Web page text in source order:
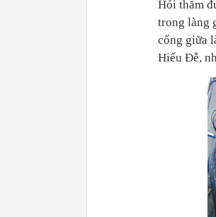
Hỏi thăm
trong làng
cổng giữa
Hiếu Đễ,